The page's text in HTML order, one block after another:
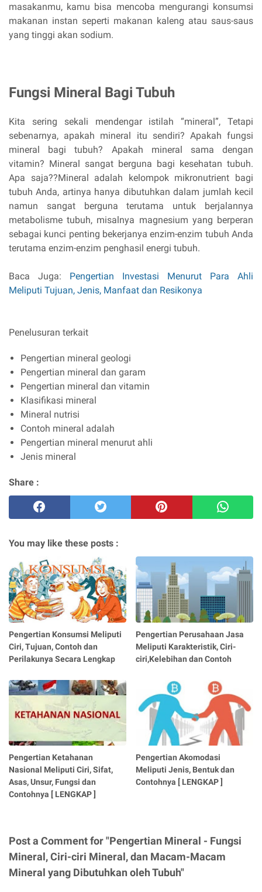
masakanmu, kamu bisa mencoba mengurangi konsumsi
makanan instan seperti makanan kaleng atau saus-saus
yang tinggi akan sodium.
Fungsi Mineral Bagi Tubuh
Kita sering sekali mendengar istilah “mineral”, Tetapi
sebenarnya, apakah mineral itu sendiri? Apakah fungsi
mineral bagi tubuh? Apakah mineral sama dengan
vitamin? Mineral sangat berguna bagi kesehatan tubuh.
Apa saja??Mineral adalah kelompok mikronutrient bagi
tubuh Anda, artinya hanya dibutuhkan dalam jumlah kecil
namun sangat berguna terutama untuk berjalannya
metabolisme tubuh, misalnya magnesium yang berperan
sebagai kunci penting bekerjanya enzim-enzim tubuh Anda
terutama enzim-enzim penghasil energi tubuh.
Baca Juga: Pengertian Investasi Menurut Para Ahli
Meliputi Tujuan, Jenis, Manfaat dan Resikonya
Penelusuran terkait
Pengertian mineral geologi
Pengertian mineral dan garam
Pengertian mineral dan vitamin
Klasifikasi mineral
Mineral nutrisi
Contoh mineral adalah
Pengertian mineral menurut ahli
Jenis mineral
Share :
You may like these posts :
Pengertian Konsumsi Meliputi
Ciri, Tujuan, Contoh dan
Perilakunya Secara Lengkap
Pengertian Perusahaan Jasa
Meliputi Karakteristik, Ciri-
ciri,Kelebihan dan Contoh
Pengertian Ketahanan
Nasional Meliputi Ciri, Sifat,
Asas, Unsur, Fungsi dan
Contohnya [ LENGKAP ]
Pengertian Akomodasi
Meliputi Jenis, Bentuk dan
Contohnya [ LENGKAP ]
Post a Comment for "Pengertian Mineral - Fungsi
Mineral, Ciri-ciri Mineral, dan Macam-Macam
Mineral yang Dibutuhkan oleh Tubuh"